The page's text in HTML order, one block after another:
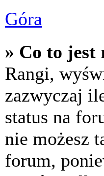
Góra
» Co to jest
Rangi,
zazwyczaj
status na
nie możesz
forum,